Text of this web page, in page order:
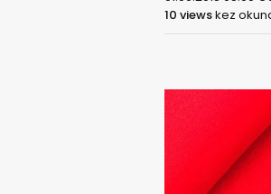
10 viewskez